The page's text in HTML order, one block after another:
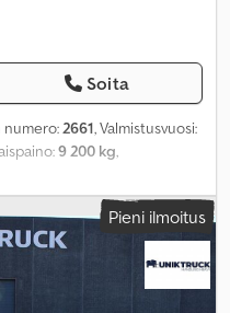
Soita
numero: 2661, Valmistusvuosi:
9 200 kg
Pieni ilmoitus